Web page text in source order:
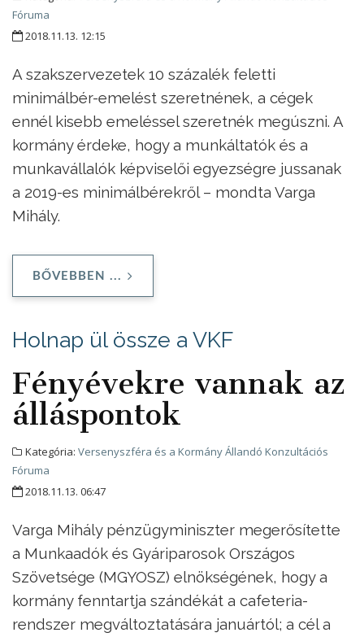
Fóruma
2018.11.13. 12:15
A szakszervezetek 10 százalék feletti
minimálbér-emelést szeretnének, a cégek
ennél kisebb emeléssel szeretnék megúszni. A
kormány érdeke, hogy a munkáltatók és a
munkavállalók képviselői egyezségre jussanak
a 2019-es minimálbérekről – mondta Varga
Mihály.
BŐVEBBEN ...
Holnap ül össze a VKF
Fényévekre vannak az
álláspontok
Kategória: Versenyszféra és a Kormány Állandó Konzultációs
Fóruma
2018.11.13. 06:47
Varga Mihály pénzügyminiszter megerősítette
a Munkaadók és Gyáriparosok Országos
Szövetsége (MGYOSZ) elnökségének, hogy a
kormány fenntartja szándékát a cafeteria-
rendszer megváltoztatására januártól; a cél a